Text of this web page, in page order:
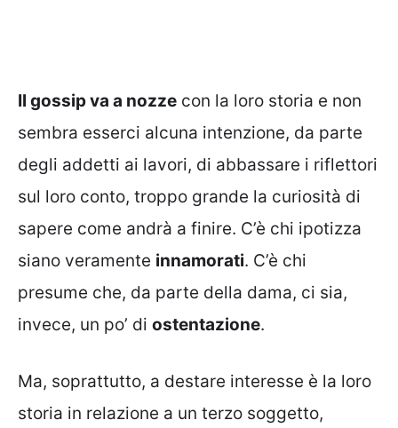
Il gossip va a nozze con la loro storia e non
sembra esserci alcuna intenzione, da parte
degli addetti ai lavori, di abbassare i riflettori
sul loro conto, troppo grande la curiosità di
sapere come andrà a finire. C’è chi ipotizza
siano veramente innamorati. C’è chi
presume che, da parte della dama, ci sia,
invece, un po’ di ostentazione.
Ma, soprattutto, a destare interesse è la loro
storia in relazione a un terzo soggetto,